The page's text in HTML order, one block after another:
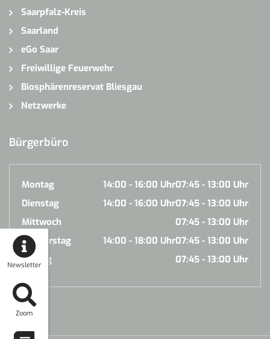
Newsletter
Zoom
Saarpfalz-Kreis
Saarland
eGo Saar
Freiwillige Feuerwehr
Biosphärenreservat Bliesgau
Netzwerke
Bürgerbüro
Montag 07:45 - 13:00 Uhr
14:00 - 16:00 Uhr
Dienstag
07:45 - 13:00 Uhr
14:00 - 16:00 Uhr
Mittwoch
07:45 - 13:00 Uhr
Donnerstag
07:45 - 13:00 Uhr
14:00 - 18:00 Uhr
Freitag
07:45 - 13:00 Uhr